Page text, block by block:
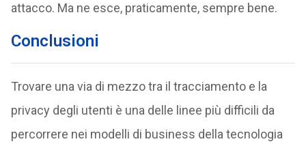
attacco. Ma ne esce, praticamente, sempre bene.
Conclusioni
Trovare una via di mezzo tra il tracciamento e la
privacy degli utenti è una delle linee più difficili da
percorrere nei modelli di business della tecnologia